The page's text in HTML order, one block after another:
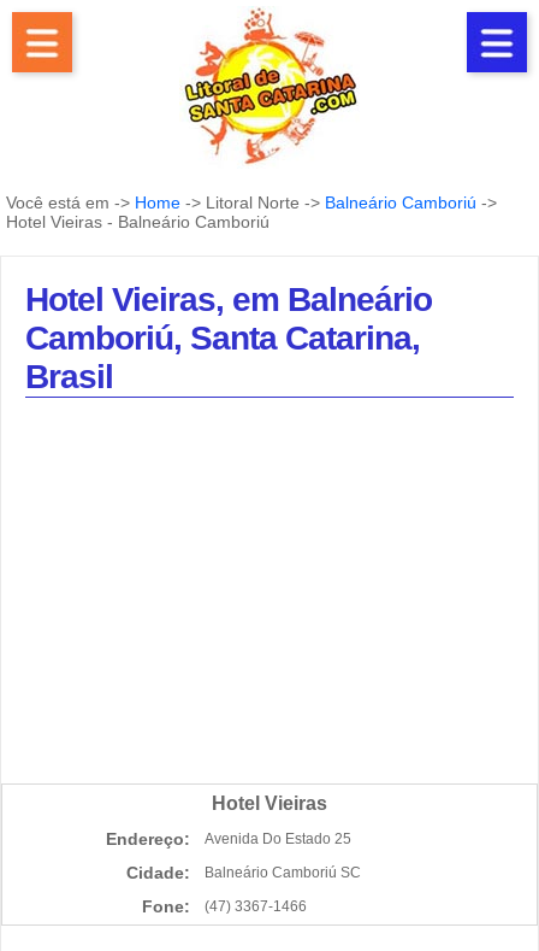
Você está em -> Home -> Litoral Norte -> Balneário Camboriú ->
Hotel Vieiras - Balneário Camboriú
Hotel Vieiras, em Balneário
Camboriú, Santa Catarina,
Brasil
Hotel Vieiras
Endereço: Avenida Do Estado 25
Cidade: Balneário Camboriú SC
Fone: (47) 3367-1466